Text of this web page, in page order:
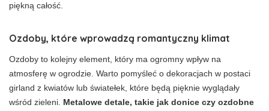
piękną całość.
Ozdoby, które wprowadzą romantyczny klimat
Ozdoby to kolejny element, który ma ogromny wpływ na
atmosferę w ogrodzie. Warto pomyśleć o dekoracjach w postaci
girland z kwiatów lub światełek, które będą pięknie wyglądały
wśród zieleni. Metalowe detale, takie jak donice czy ozdobne